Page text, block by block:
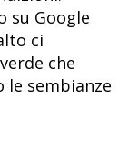
su Google
ci
che
le sembianze